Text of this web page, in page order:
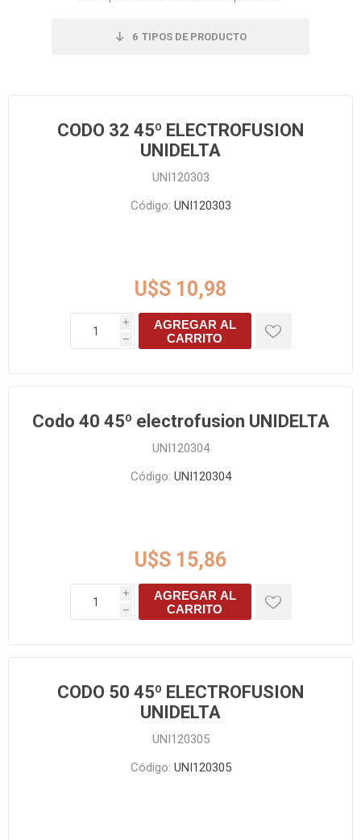
6 TIPOS DE PRODUCTO
CODO 32 45º ELECTROFUSION
UNIDELTA
UNI120303
Código: UNI120303
U$S 10,98
i
h
AGREGAR AL
CARRITO
Codo 40 45º electrofusion UNIDELTA
UNI120304
Código: UNI120304
U$S 15,86
i
h
AGREGAR AL
CARRITO
CODO 50 45º ELECTROFUSION
UNIDELTA
UNI120305
Código: UNI120305